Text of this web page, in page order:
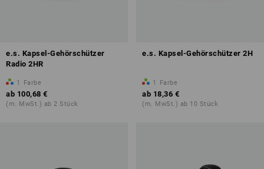
e.s. Kapsel-Gehörschützer
Radio 2HR
1 Farbe
ab 100,68 €
(m. MwSt.) ab 2 Stück
e.s. Kapsel-Gehörschützer 2H
1 Farbe
ab 18,36 €
(m. MwSt.) ab 10 Stück